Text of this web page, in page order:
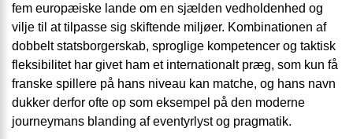
fem europæiske lande om en sjælden vedholdenhed og
vilje til at tilpasse sig skiftende miljøer. Kombinationen af
dobbelt statsborgerskab, sproglige kompetencer og taktisk
fleksibilitet har givet ham et internationalt præg, som kun få
franske spillere på hans niveau kan matche, og hans navn
dukker derfor ofte op som eksempel på den moderne
journeymans blanding af eventyrlyst og pragmatik.